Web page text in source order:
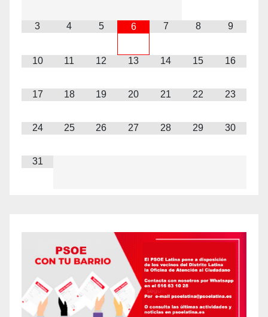
3 4 5 6 7 8 9
10 11 12 13 14 15 16
17 18 19 20 21 22 23
24 25 26 27 28 29 30
31